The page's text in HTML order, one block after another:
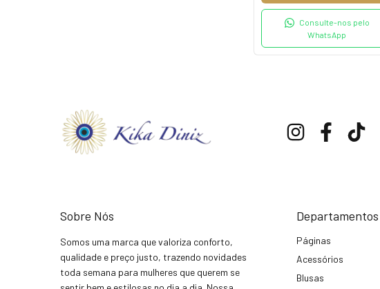
Consulte-nos pelo
WhatsApp
Sobre Nós
Somos uma marca que valoriza conforto,
qualidade e preço justo, trazendo novidades
toda semana para mulheres que querem se
Departamentos
Páginas
Acessórios
Blusas